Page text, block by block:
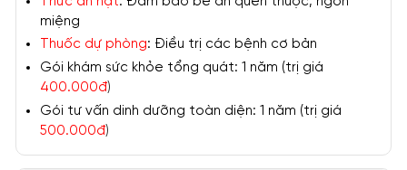
miệng
Thuốc dự phòng: Điều trị các bệnh cơ bản
Gói khám sức khỏe tổng quát: 1 năm (trị giá
400.000đ)
Gói tư vấn dinh dưỡng toàn diện: 1 năm (trị giá
500.000đ)